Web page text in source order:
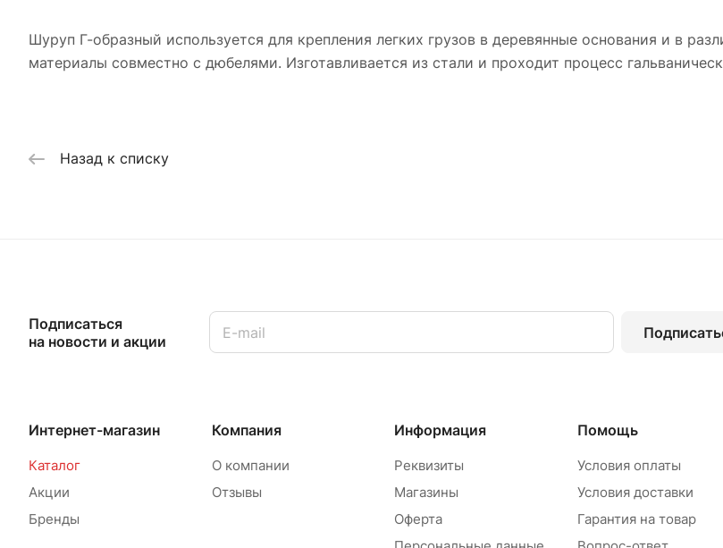
Шуруп Г-образный используется для крепления легких грузов в деревянные основания и в
материалы совместно с дюбелями. Изготавливается из стали и проходит процесс
Назад к списку
Подписаться
на новости и акции
Интернет-магазин
Каталог
Акции
Бренды
Компания
О компании
Отзывы
Информация
Реквизиты
Магазины
Оферта
Помощь
Условия оплаты
Условия доставки
Гарантия на товар